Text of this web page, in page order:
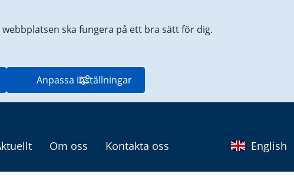
ska fungera på ett bra sätt för dig.
Anpassa inställningar
Om oss Kontakta oss English